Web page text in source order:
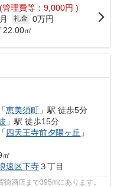
(管理費等：9,000円 )
礼金 0万円
22.00㎡
「恵美須町 」駅 徒歩5分
」駅 徒歩15分
「四天王寺前夕陽ヶ丘 」
速区下寺３丁目
酒店まで395mにあります。